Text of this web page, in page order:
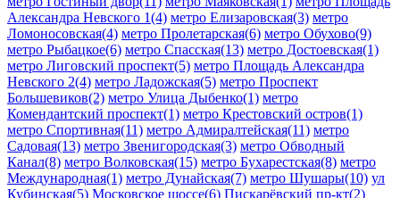
Александра Невского 1(4) метро Елизаровская(3) метро
Ломоносовская(4) метро Пролетарская(6) метро Обухово(9)
метро Рыбацкое(6) метро Спасская(13) метро Достоевская(1)
метро Лиговский проспект(5) метро Площадь Александра
Невского 2(4) метро Ладожская(5) метро Проспект
Большевиков(2) метро Улица Дыбенко(1) метро
Комендантский проспект(1) метро Крестовский остров(1)
метро Спортивная(11) метро Адмиралтейская(11) метро
Садовая(13) метро Звенигородская(3) метро Обводный
Канал(8) метро Волковская(15) метро Бухарестская(8) метро
Международная(1) метро Дунайская(7) метро Шушары(10) ул
Кубинская(5) Московское шоссе(6) Пискарёвский пр-кт(2)